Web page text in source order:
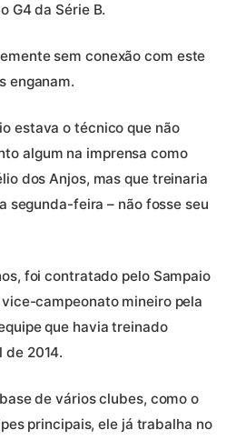
G4 da Série B.
sem conexão com este
enganam.
estava o técnico que não
algum na imprensa como
dos Anjos, mas que treinaria
segunda-feira – não fosse seu
foi contratado pelo Sampaio
campeonato mineiro pela
que havia treinado
de 2014.
de vários clubes, como o
principais, ele já trabalha no